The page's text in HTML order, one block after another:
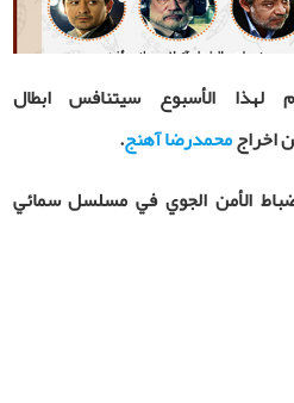
الأسبوع سيتنافس ابطال
اخراجمحمدرضا آهنج.
الأمن الجوي في مسلسل سمائي